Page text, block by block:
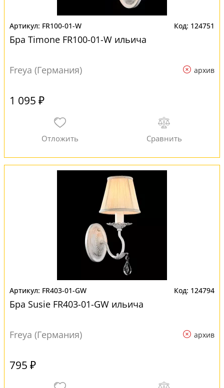
FR100-01-W 124751
Бра Timone FR100-01-W ильича
Freya (Германия) архив
1 095 ₽
FR403-01-GW 124794
Бра Susie FR403-01-GW ильича
Freya (Германия) архив
795 ₽